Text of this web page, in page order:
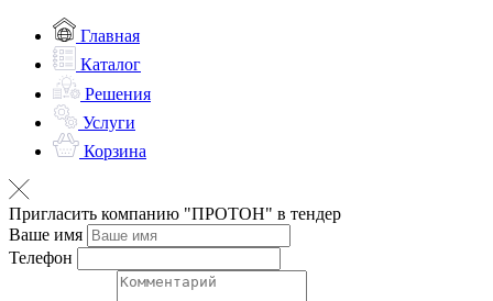
Главная
Каталог
Решения
Услуги
Корзина
Пригласить компанию "ПРОТОН" в тендер
Ваше имя
Телефон